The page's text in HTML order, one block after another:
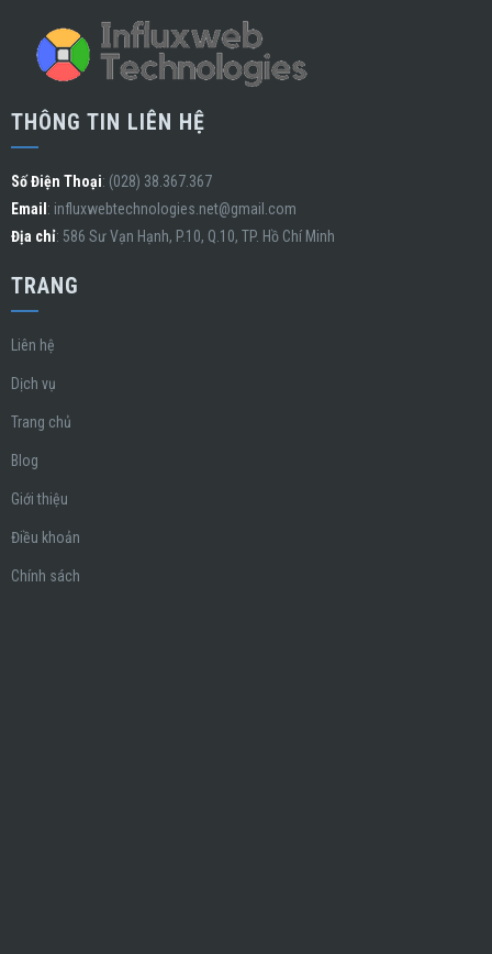
THÔNG TIN LIÊN HỆ
Số Điện Thoại: (028) 38.367.367
Email : influxwebtechnologies.net@gmail.com
Địa chỉ: 586 Sư Vạn Hạnh, P.10, Q.10, TP. Hồ Chí Minh
TRANG
Liên hệ
Dịch vụ
Trang chủ
Blog
Giới thiệu
Điều khoản
Chính sách